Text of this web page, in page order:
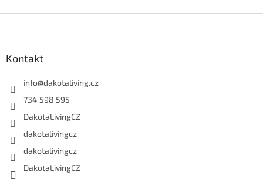
Kontakt
info@dakotaliving.cz
734 598 595
DakotaLivingCZ
dakotalivingcz
dakotalivingcz
DakotaLivingCZ